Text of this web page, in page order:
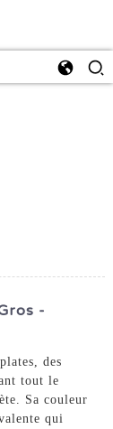
-
des
tout le
Sa couleur
qui